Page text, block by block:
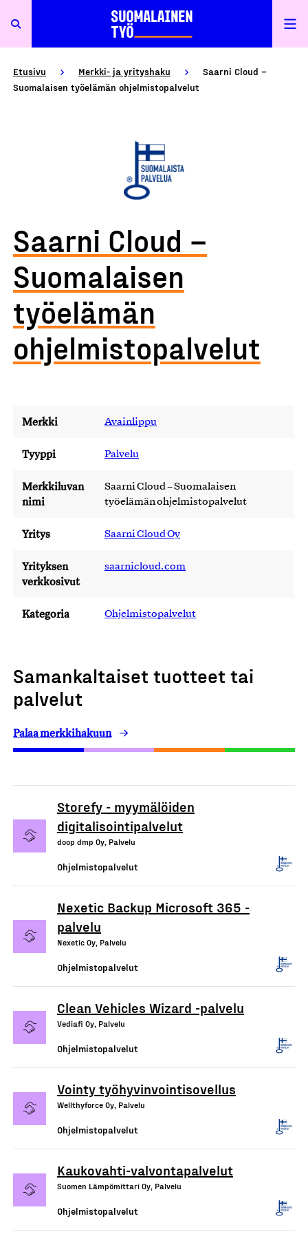
Etusivu Merkki- ja yrityshaku
Saarni Cloud –
Suomalaisen työelämän ohjelmistopalvelut
Saarni Cloud –
Suomalaisen
työelämän
ohjelmistopalvelut
Merkki Avainlippu
Tyyppi Palvelu
Merkkiluvan
nimi
Saarni Cloud – Suomalaisen
työelämän ohjelmistopalvelut
Yritys Saarni Cloud Oy
Yrityksen
verkkosivut
saarnicloud.com
Kategoria Ohjelmistopalvelut
Samankaltaiset tuotteet tai
palvelut
Palaa merkkihakuun
Storefy - myymälöiden
digitalisointipalvelut
doop dmp Oy, Palvelu
Ohjelmistopalvelut
Nexetic Backup Microsoft 365 -
palvelu
Nexetic Oy, Palvelu
Ohjelmistopalvelut
Clean Vehicles Wizard -palvelu
Vediafi Oy, Palvelu
Ohjelmistopalvelut
Vointy työhyvinvointisovellus
Wellthyforce Oy, Palvelu
Ohjelmistopalvelut
Kaukovahti-valvontapalvelut
Suomen Lämpömittari Oy, Palvelu
Ohjelmistopalvelut